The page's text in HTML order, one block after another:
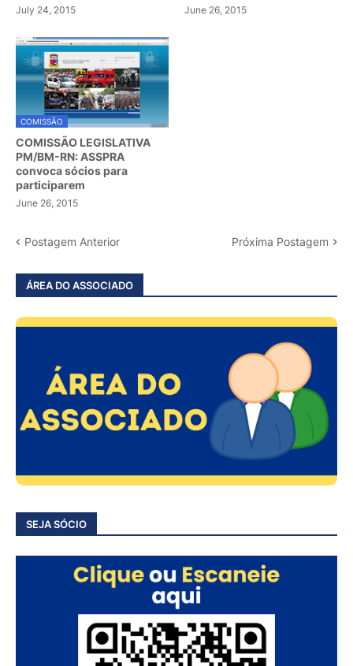
July 24, 2015 June 26, 2015
COMISSÃO
COMISSÃO LEGISLATIVA
PM/BM-RN: ASSPRA
convoca sócios para
participarem
June 26, 2015
Postagem Anterior Próxima Postagem
ÁREA DO ASSOCIADO
SEJA SÓCIO